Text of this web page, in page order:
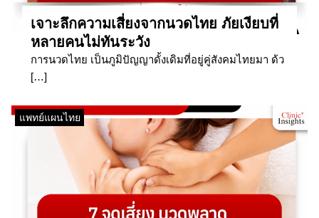
เจาะลึกความเสี่ยงจากนวดไทย ภัยเงียบที่
หลายคนไม่ทันระวัง
การนวดไทย เป็นภูมิปัญญาดั้งเดิมที่อยู่คู่สังคมไทยมา ด้ว
[…]
แพทย์แผนไทย